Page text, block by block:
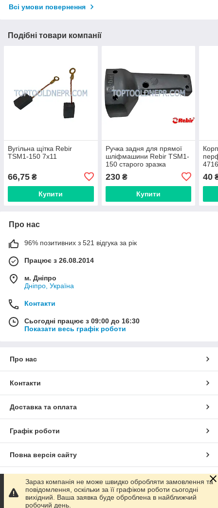
Всі умови повернення
Подібні товари компанії
Вугільна щітка Rebir
TSM1-150 7х11
66,75 ₴
Купити
Ручка задня для прямої
шліфмашини Rebir TSM1-
150 старого зразка
230₴
Купити
40
Про нас
96% позитивних з 521 відгука за рік
Працює з 26.08.2014
м. Дніпро
Дніпро, Україна
Контакти
Сьогодні працює з 09:00 до 16:30
Показати весь графік роботи
Про нас
Контакти
Доставка та оплата
Графік роботи
Повна версія сайту
Сайт створено на маркетплейсі Prom.ua
Політика конфіденційності
Зараз компанія не може швидко обробляти замовлення та
повідомлення, оскільки за її графіком роботи сьогодні
вихідний. Ваша заявка буде оброблена в найближчий
робочий день.